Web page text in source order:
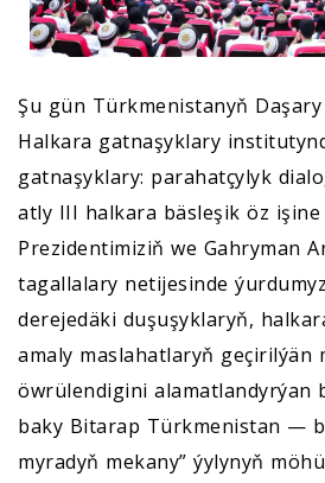
Şu gün Türkmenistanyň
Halkara gatnaşyklary
gatnaşyklary: parahatçylyk
atly III halkara bäsleşik öz
Prezidentimiziň we Gahryman
tagallalary netijesinde
derejedäki duşuşyklaryň,
amaly maslahatlaryň geçirilýän
öwrülendigini alamatlandyrýan
baky Bitarap Türkmenistan —
myradyň mekany” ýylynyň